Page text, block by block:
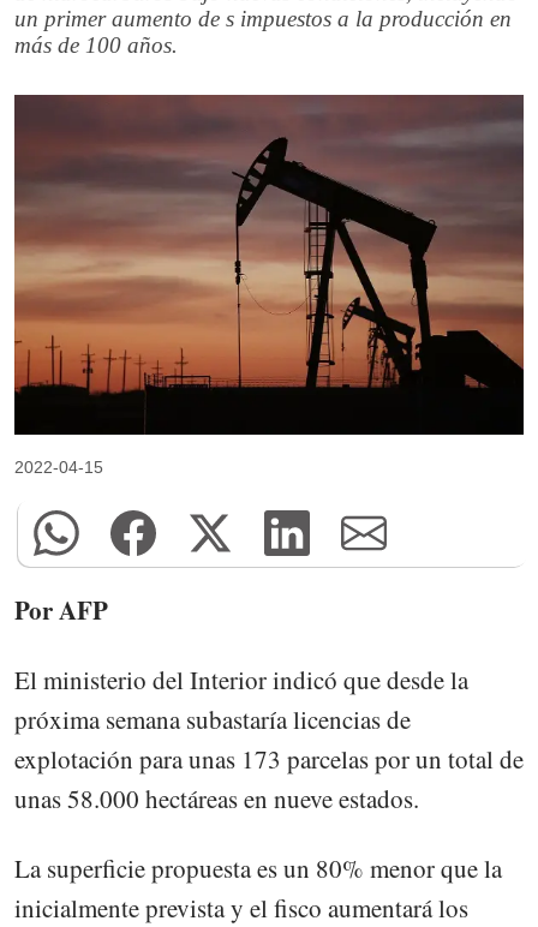
un primer aumento de s impuestos a la producción en
más de 100 años.
2022-04-15
Por AFP
El ministerio del Interior indicó que desde la
próxima semana subastaría licencias de
explotación para unas 173 parcelas por un total de
unas 58.000 hectáreas en nueve estados.
La superficie propuesta es un 80% menor que la
inicialmente prevista y el fisco aumentará los